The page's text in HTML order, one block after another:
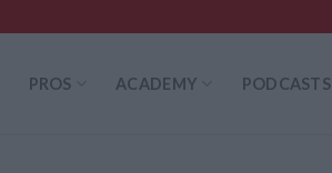
PROS ACADEMY PODCASTS